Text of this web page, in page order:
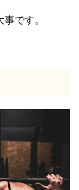
です。